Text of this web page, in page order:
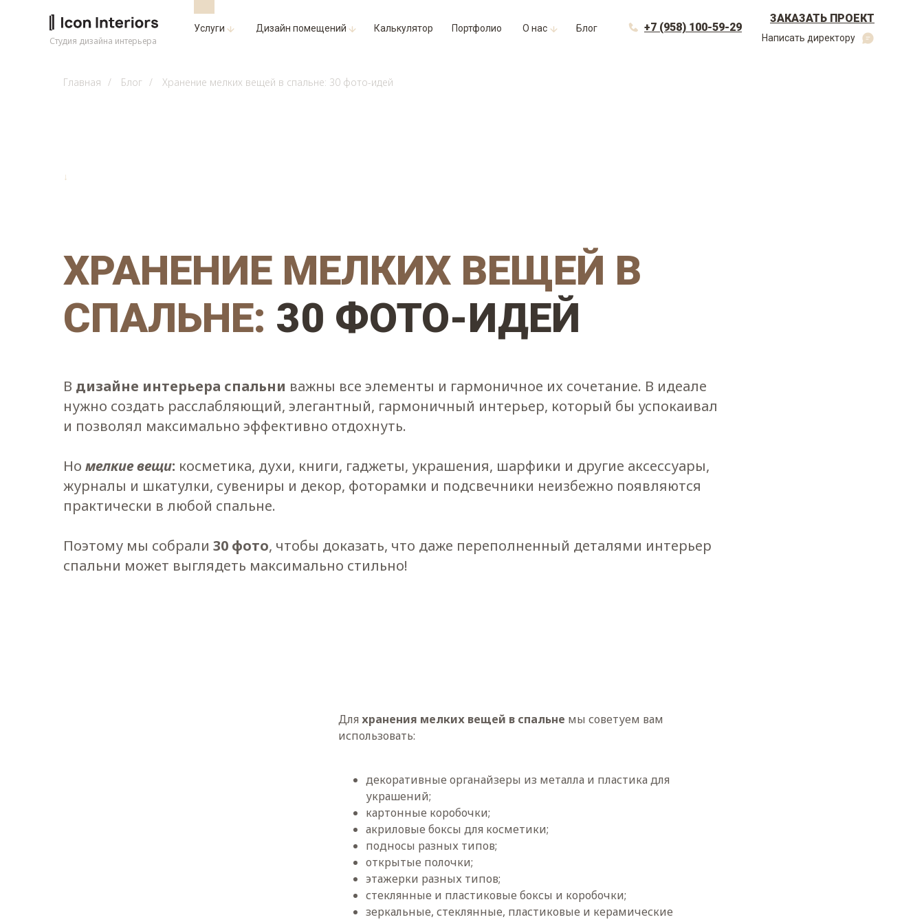
+7 (958) 100-59-29
ЗАКАЗАТЬ ПРОЕКТ
Студия дизайна интерьера
Блог
Написать директору
О нас
Портфолио
Дизайн помещений Калькулятор
Услуги
Главная / Блог / Хранение мелких вещей в спальне: 30 фото-идей
↓
ХРАНЕНИЕ МЕЛКИХ ВЕЩЕЙ В
СПАЛЬНЕ: 30 ФОТО-ИДЕЙ
В дизайне интерьера спальни важны все элементы и гармоничное их сочетание. В идеале
нужно создать расслабляющий, элегантный, гармоничный интерьер, который бы успокаивал
и позволял максимально эффективно отдохнуть.
Но мелкие вещи: косметика, духи, книги, гаджеты, украшения, шарфики и другие аксессуары,
журналы и шкатулки, сувениры и декор, фоторамки и подсвечники неизбежно появляются
практически в любой спальне.
Поэтому мы собрали 30 фото, чтобы доказать, что даже переполненный деталями интерьер
спальни может выглядеть максимально стильно!
Дляхранения мелких вещей в спальне мы советуем вам
использовать:
декоративные органайзеры из металла и пластика для
украшений;
картонные коробочки;
акриловые боксы для косметики;
подносы разных типов;
открытые полочки;
этажерки разных типов;
стеклянные и пластиковые боксы и коробочки;
зеркальные, стеклянные, пластиковые и керамические